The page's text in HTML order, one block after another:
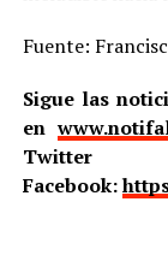
Fuente:
Sigue las
en
Facebook: